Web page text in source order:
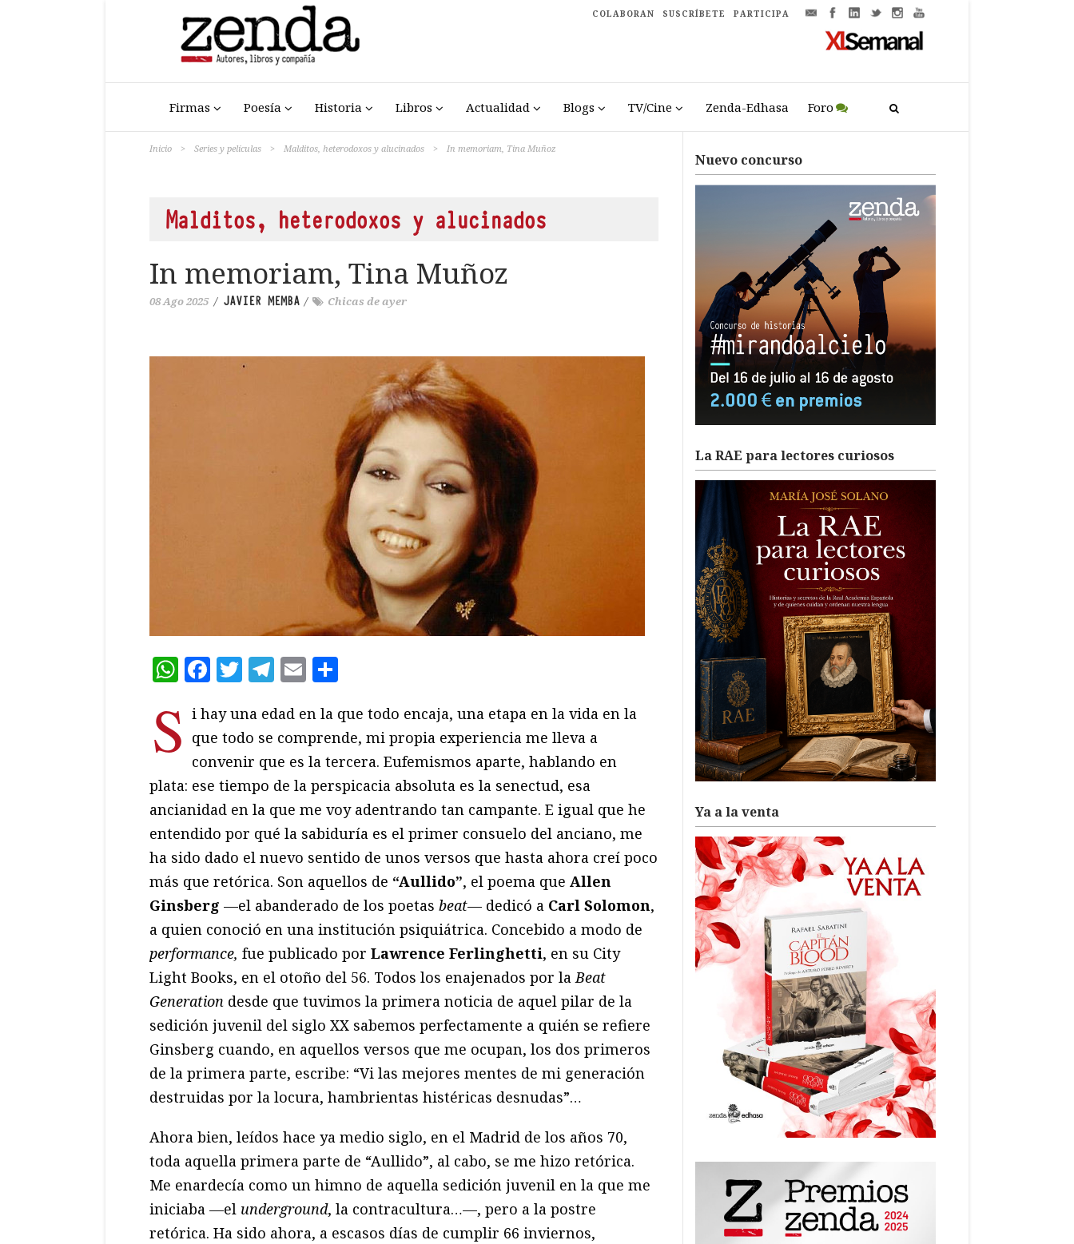
COLABORAN SUSCRÍBETE PARTICIPA
Firmas Poesía Historia Libros Actualidad Blogs TV/Cine Zenda-Edhasa Foro
Inicio > Series y películas > Malditos, heterodoxos y alucinados > In memoriam, Tina Muñoz
Malditos, heterodoxos y alucinados
In memoriam, Tina Muñoz
08 Ago 2025 / JAVIER MEMBA / Chicas de ayer
WhatsApp
Facebook
Twitter
Telegram
Email
S i hay una edad en la que todo encaja, una etapa en la vida en la
que todo se comprende, mi propia experiencia me lleva a
convenir que es la tercera. Eufemismos aparte, hablando en
plata: ese tiempo de la perspicacia absoluta es la senectud, esa
ancianidad en la que me voy adentrando tan campante. E igual que he
entendido por qué la sabiduría es el primer consuelo del anciano, me
ha sido dado el nuevo sentido de unos versos que hasta ahora creí poco
más que retórica. Son aquellos de “Aullido”, el poema que Allen
Ginsberg —el abanderado de los poetas beat— dedicó a Carl Solomon,
a quien conoció en una institución psiquiátrica. Concebido a modo de
performance, fue publicado por Lawrence Ferlinghetti, en su City
Light Books, en el otoño del 56. Todos los enajenados por laBeat
Generation desde que tuvimos la primera noticia de aquel pilar de la
sedición juvenil del siglo XX sabemos perfectamente a quién se refiere
Ginsberg cuando, en aquellos versos que me ocupan, los dos primeros
de la primera parte, escribe: “Vi las mejores mentes de mi generación
destruidas por la locura, hambrientas histéricas desnudas”…
Ahora bien, leídos hace ya medio siglo, en el Madrid de los años 70,
toda aquella primera parte de “Aullido”, al cabo, se me hizo retórica.
Me enardecía como un himno de aquella sedición juvenil en la que me
iniciaba —el underground, la contracultura…—, pero a la postre
retórica. Ha sido ahora, a escasos días de cumplir 66 inviernos,
Nuevo concurso
La RAE para lectores curiosos
Ya a la venta